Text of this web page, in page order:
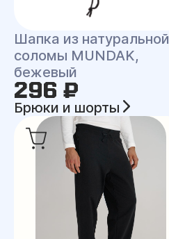
Шапка из натуральной
соломы MUNDAK,
бежевый
296 ₽
Брюки и шорты